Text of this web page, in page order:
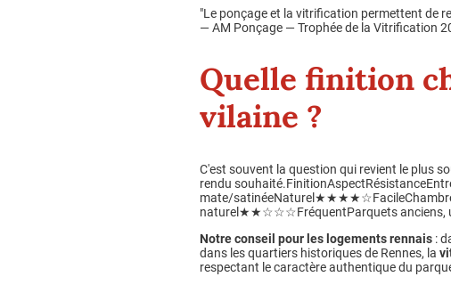
"Le ponçage et la vitrification permettent de
— AM Ponçage — Trophée de la Vitrification
Quelle finition
vilaine ?
C'est souvent la question qui revient le plus
rendu
mate/
naturel★★☆☆☆FréquentParquets anciens,
Notre conseil pour les logements rennais :
dans les quartiers historiques de Rennes, la
respectant le caractère authentique du